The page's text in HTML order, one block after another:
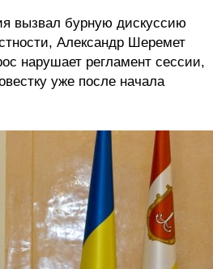
вызвал бурную дискуссию
Александр Шеремет
нарушает регламент сессии,
уже после начала